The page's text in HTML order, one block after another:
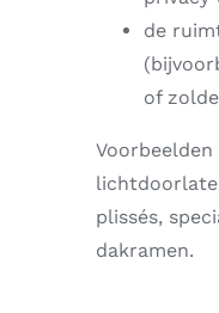
de
of
plissés,
dakramen.